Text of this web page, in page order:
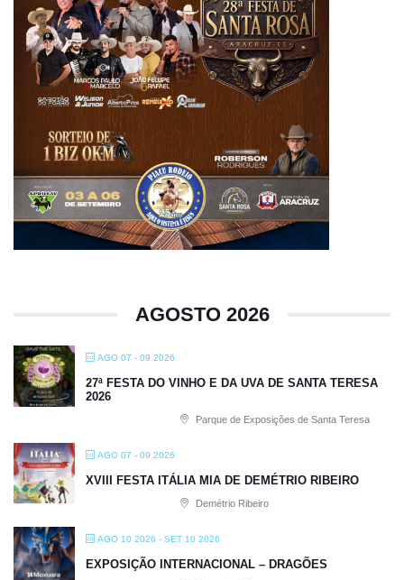
AGOSTO 2026
AGO 07 - 09 2026
27ª FESTA DO VINHO E DA UVA DE SANTA TERESA
2026
Parque de Exposições de Santa Teresa
AGO 07 - 09 2026
XVIII FESTA ITÁLIA MIA DE DEMÉTRIO RIBEIRO
Demétrio Ribeiro
AGO 10 2026 - SET 10 2026
EXPOSIÇÃO INTERNACIONAL – DRAGÕES